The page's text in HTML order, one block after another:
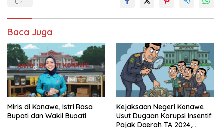
Baca Juga
Miris di Konawe, Istri Rasa
Bupati dan Wakil Bupati
Kejaksaan Negeri Konawe
Usut Dugaan Korupsi Insentif
Pajak Daerah TA 2024,